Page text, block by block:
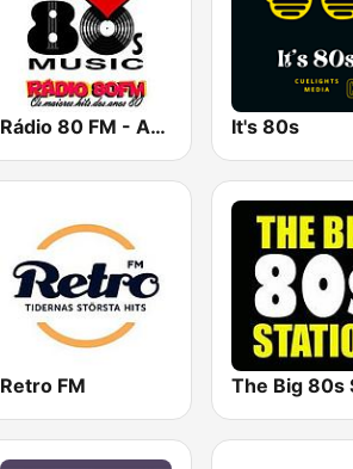
Rádio 80 FM - Anos 80 It's 80s
Retro FM